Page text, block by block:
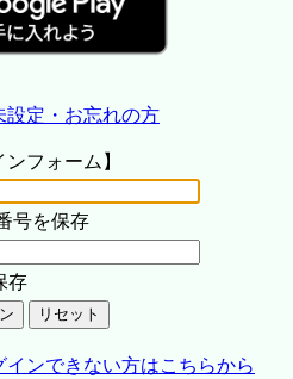
設定・お忘れの方
ンフォーム】
号を保存
存
ンできない方はこちらから